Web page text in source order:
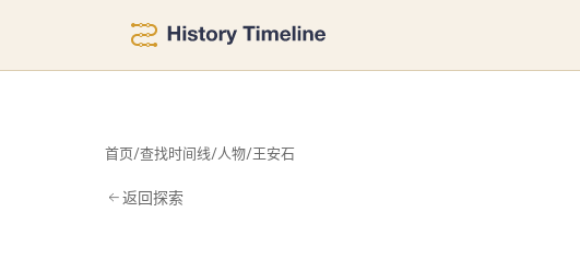
首页/查找时间线/人物/王安石
返回探索